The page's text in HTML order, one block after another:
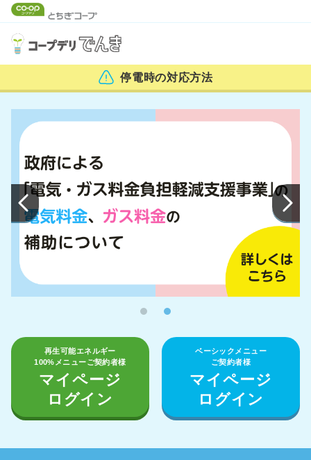
停電時の対応方法
再生可能エネルギー
100%メニューご契約者様
マイページ
ログイン
ベーシックメニュー
ご契約者様
マイページ
ログイン